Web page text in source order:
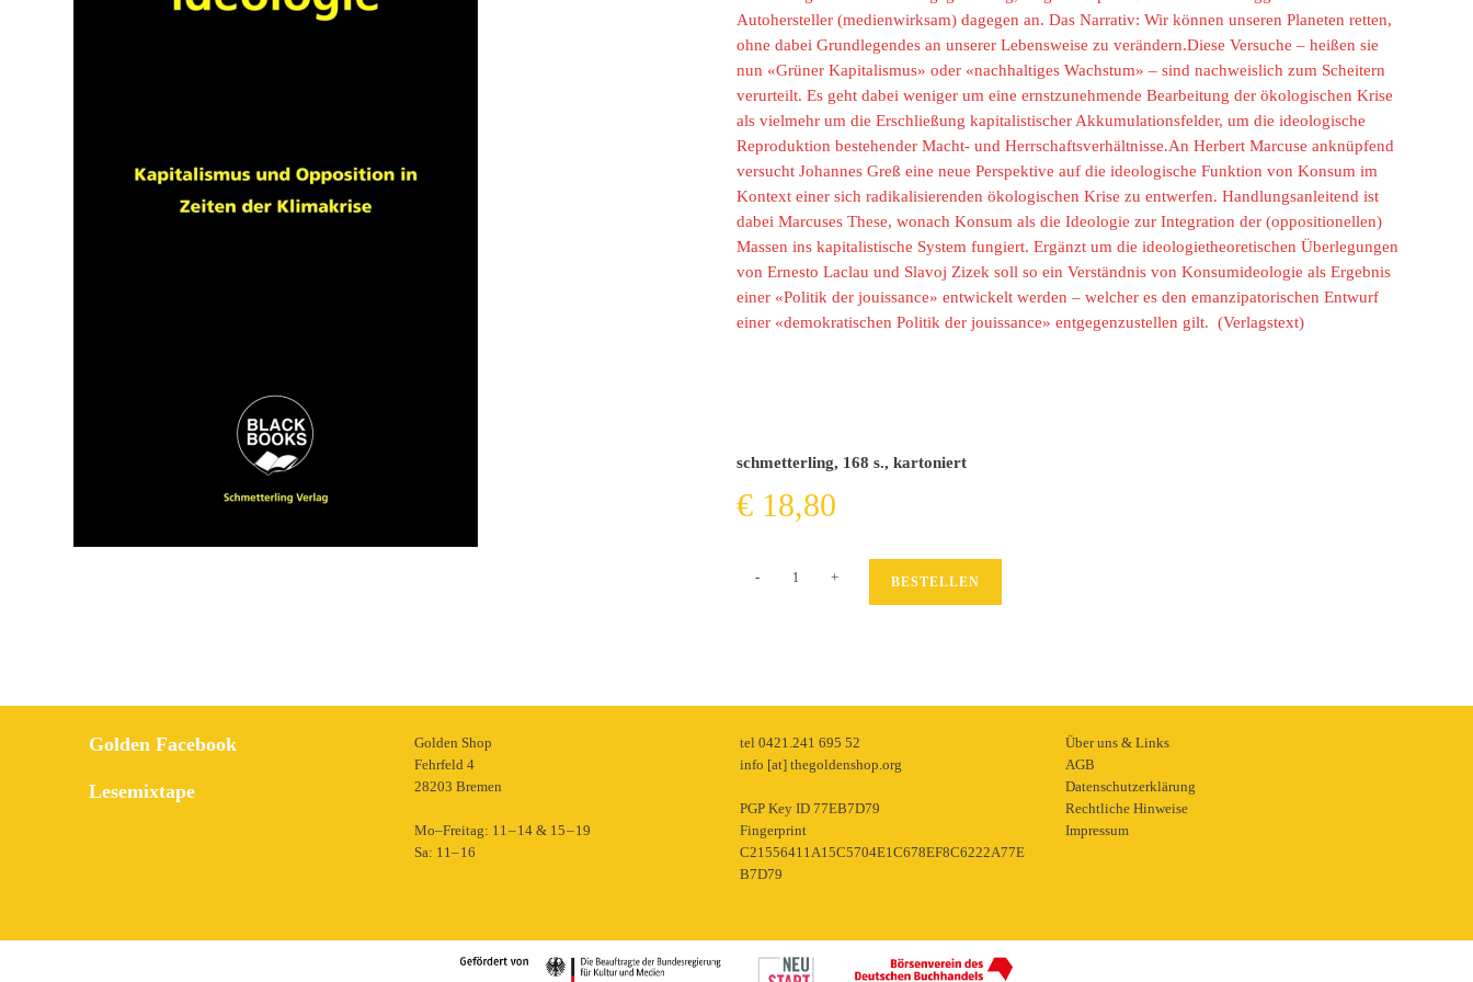
Autohersteller (medienwirksam) dagegen an. Das Narrativ: Wir können unseren Planeten retten,
ohne dabei Grundlegendes an unserer Lebensweise zu verändern.Diese Versuche – heißen sie
nun «Grüner Kapitalismus» oder «nachhaltiges Wachstum» – sind nachweislich zum Scheitern
verurteilt. Es geht dabei weniger um eine ernstzunehmende Bearbeitung der ökologischen Krise
als vielmehr um die Erschließung kapitalistischer Akkumulationsfelder, um die ideologische
Reproduktion bestehender Macht- und Herrschaftsverhältnisse.An Herbert Marcuse anknüpfend
versucht Johannes Greß eine neue Perspektive auf die ideologische Funktion von Konsum im
Kontext einer sich radikalisierenden ökologischen Krise zu entwerfen. Handlungsanleitend ist
dabei Marcuses These, wonach Konsum als die Ideologie zur Integration der (oppositionellen)
Massen ins kapitalistische System fungiert. Ergänzt um die ideologietheoretischen Überlegungen
von Ernesto Laclau und Slavoj Zizek soll so ein Verständnis von Konsumideologie als Ergebnis
einer «Politik der jouissance» entwickelt werden – welcher es den emanzipatorischen Entwurf
einer «demokratischen Politik der jouissance» entgegenzustellen gilt. (Verlagstext)
schmetterling, 168 s., kartoniert
€ 18,80
Konsumideologie
- + BESTELLEN
Golden Facebook
Lesemixtape
Golden Shop
Fehrfeld 4
28203 Bremen
Mo–Freitag: 11 – 14 & 15 – 19
Sa: 11– 16
tel 0421.241 695 52
info [at] thegoldenshop.org
PGP Key ID 77EB7D79
Fingerprint
C21556411A15C5704E1C678EF8C6222A77E
B7D79
Über uns & Links
AGB
Datenschutzerklärung
Rechtliche Hinweise
Impressum